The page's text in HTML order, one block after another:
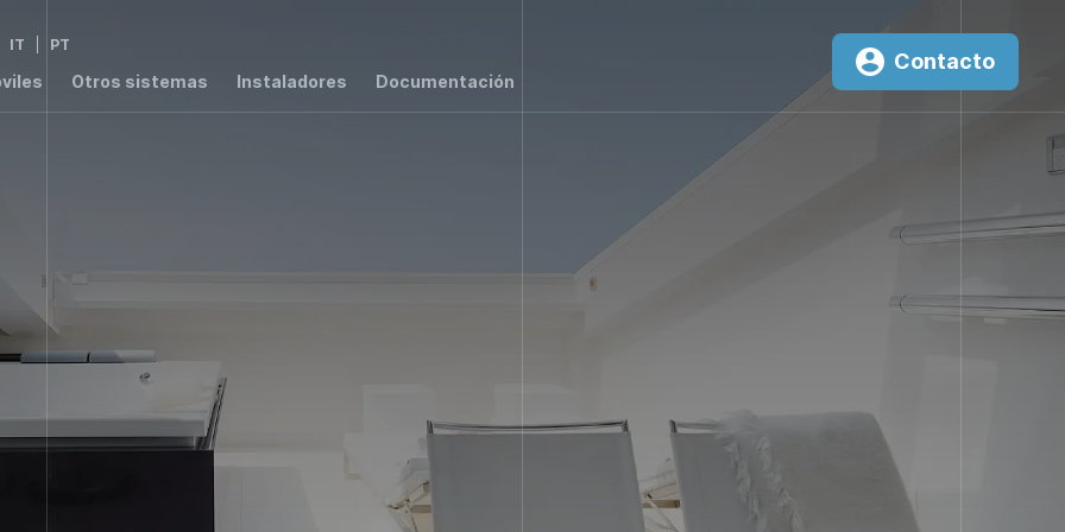
IT PT
Otros sistemas
RPT
S55
Instaladores Documentación
Contacto